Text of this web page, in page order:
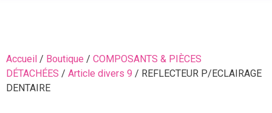
Accueil / Boutique / COMPOSANTS & PIÈCES
DÉTACHÉES / Article divers 9 / REFLECTEUR P/ECLAIRAGE
DENTAIRE